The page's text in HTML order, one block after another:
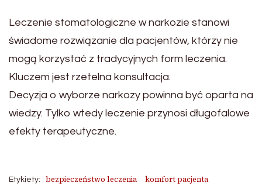
Leczenie stomatologiczne w narkozie stanowi
świadome rozwiązanie dla pacjentów, którzy nie
mogą korzystać z tradycyjnych form leczenia.
Kluczem jest rzetelna konsultacja.
Decyzja o wyborze narkozy powinna być oparta na
wiedzy. Tylko wtedy leczenie przynosi długofalowe
efekty terapeutyczne.
Etykiety: bezpieczeństwo leczenia
komfort pacjenta